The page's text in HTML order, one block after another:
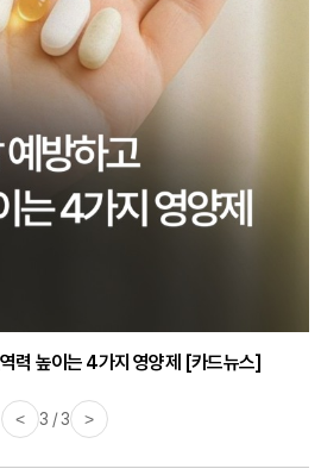
력 높이는 4가지 영양제 [카드뉴스]
< 3 / 3 >